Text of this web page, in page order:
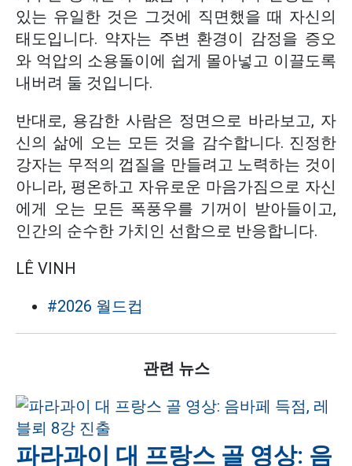
있는 유일한 것은 그것에 직면했을 때 자신의
태도입니다. 약자는 주변 환경이 감정을 증오
와 억압의 소용돌이에 쉽게 몰아넣고 이끌도록
내버려 둘 것입니다.
반대로, 용감한 사람은 정면으로 바라보고, 자
신의 삶에 오는 모든 것을 감수합니다. 진정한
강자는 무적의 껍질을 만들려고 노력하는 것이
아니라, 평온하고 자유로운 마음가짐으로 자신
에게 오는 모든 폭풍우를 기꺼이 받아들이고,
인간의 순수한 가치인 선함으로 반응합니다.
LÊ VINH
#2026 월드컵
관련 뉴스
파라과이 대 프랑스 골 영상: 음